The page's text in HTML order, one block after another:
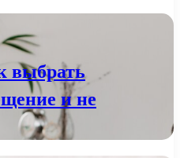
выбрать
и не